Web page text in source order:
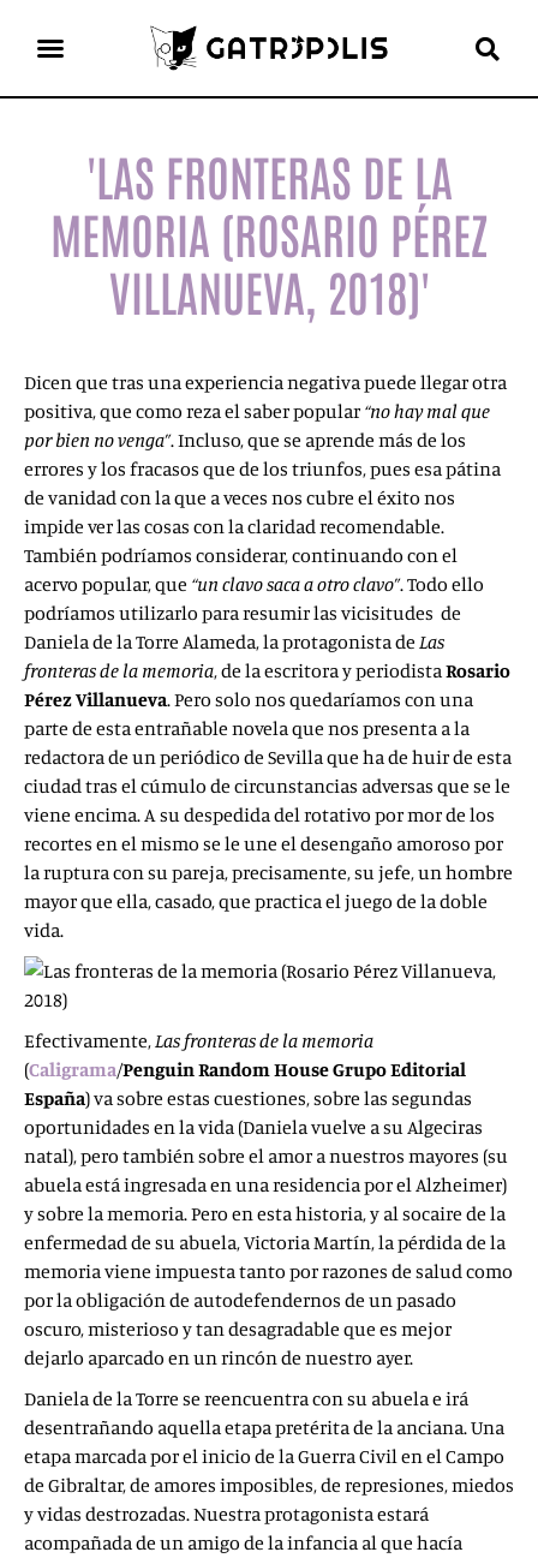
'LAS FRONTERAS DE LA
MEMORIA (ROSARIO PÉREZ
VILLANUEVA, 2018)'
Dicen que tras una experiencia negativa puede llegar otra
positiva, que como reza el saber popular “no hay mal que
por bien no venga”. Incluso, que se aprende más de los
errores y los fracasos que de los triunfos, pues esa pátina
de vanidad con la que a veces nos cubre el éxito nos
impide ver las cosas con la claridad recomendable.
También podríamos considerar, continuando con el
acervo popular, que “un clavo saca a otro clavo”. Todo ello
podríamos utilizarlo para resumir las vicisitudes de
Daniela de la Torre Alameda, la protagonista de Las
fronteras de la memoria, de la escritora y periodistaRosario
Pérez Villanueva. Pero solo nos quedaríamos con una
parte de esta entrañable novela que nos presenta a la
redactora de un periódico de Sevilla que ha de huir de esta
ciudad tras el cúmulo de circunstancias adversas que se le
viene encima. A su despedida del rotativo por mor de los
recortes en el mismo se le une el desengaño amoroso por
la ruptura con su pareja, precisamente, su jefe, un hombre
mayor que ella, casado, que practica el juego de la doble
vida.
Efectivamente,Las fronteras de la memoria
(Caligrama/Penguin Random House Grupo Editorial
España) va sobre estas cuestiones, sobre las segundas
oportunidades en la vida (Daniela vuelve a su Algeciras
natal), pero también sobre el amor a nuestros mayores (su
abuela está ingresada en una residencia por el Alzheimer)
y sobre la memoria. Pero en esta historia, y al socaire de la
enfermedad de su abuela, Victoria Martín, la pérdida de la
memoria viene impuesta tanto por razones de salud como
por la obligación de autodefendernos de un pasado
oscuro, misterioso y tan desagradable que es mejor
dejarlo aparcado en un rincón de nuestro ayer.
Daniela de la Torre se reencuentra con su abuela e irá
desentrañando aquella etapa pretérita de la anciana. Una
etapa marcada por el inicio de la Guerra Civil en el Campo
de Gibraltar, de amores imposibles, de represiones, miedos
y vidas destrozadas. Nuestra protagonista estará
acompañada de un amigo de la infancia al que hacía